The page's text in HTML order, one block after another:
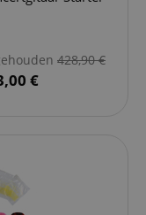
428,90€
€